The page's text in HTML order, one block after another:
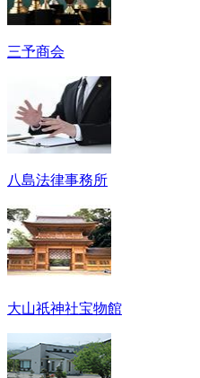
三予商会
八島法律事務所
大山祇神社宝物館